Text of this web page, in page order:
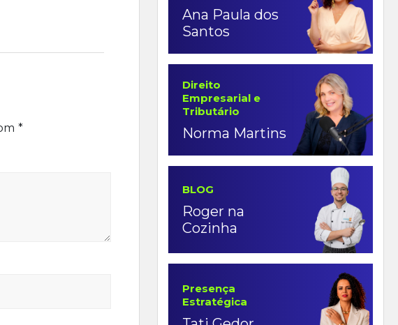
*
Ana Paula dos
Santos
Direito
Empresarial e
Tributário
Norma Martins
BLOG
Roger na
Cozinha
Presença
Estratégica